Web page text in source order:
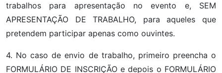
trabalhos para apresentação no evento e, SEM
APRESENTAÇÃO DE TRABALHO, para aqueles que
pretendem participar apenas como ouvintes.
4. No caso de envio de trabalho, primeiro preencha o
FORMULÁRIO DE INSCRIÇÃO e depois o FORMULÁRIO